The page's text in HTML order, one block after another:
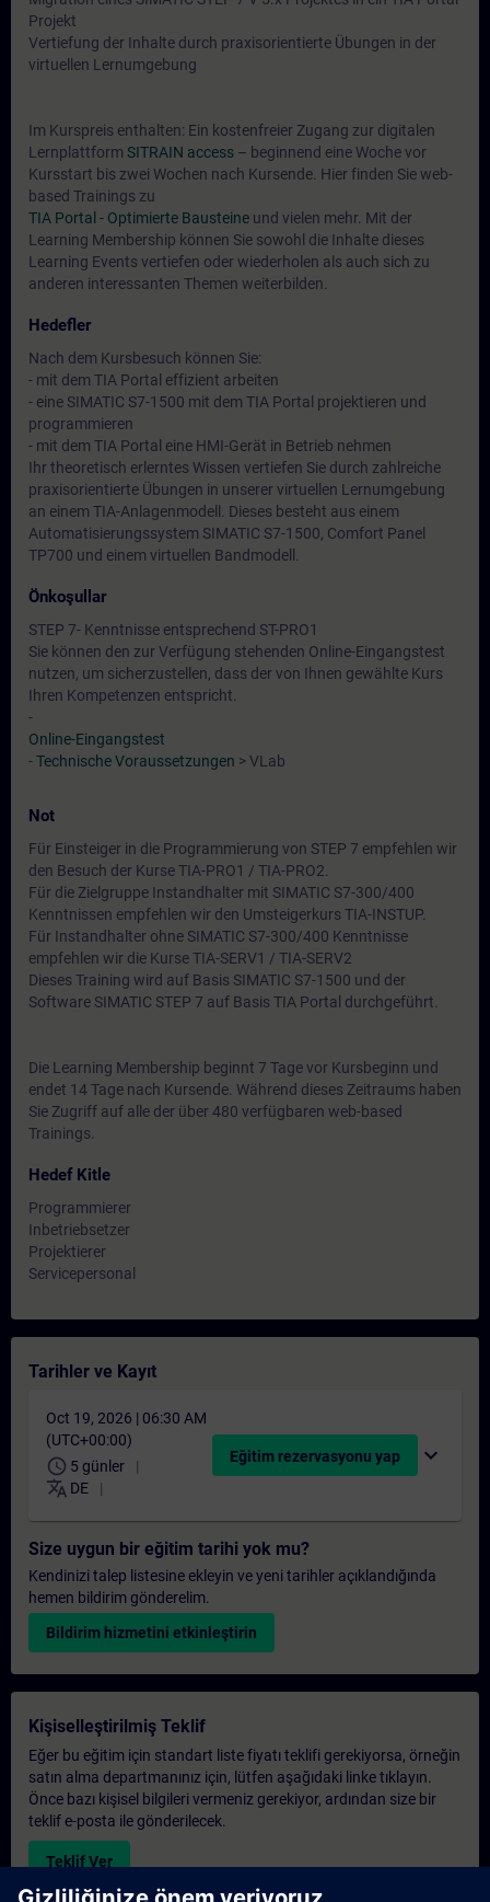
Projekt
Vertiefung der Inhalte durch praxisorientierte Übungen in der
virtuellen Lernumgebung
Im Kurspreis enthalten: Ein kostenfreier Zugang zur digitalen
Lernplattform SITRAIN access – beginnend eine Woche vor
Kursstart bis zwei Wochen nach Kursende. Hier finden Sie web-
based Trainings zu
TIA Portal - Optimierte Bausteine und vielen mehr. Mit der
Learning Membership können Sie sowohl die Inhalte dieses
Learning Events vertiefen oder wiederholen als auch sich zu
anderen interessanten Themen weiterbilden.
Hedefler
Nach dem Kursbesuch können Sie:
- mit dem TIA Portal effizient arbeiten
- eine SIMATIC S7-1500 mit dem TIA Portal projektieren und
programmieren
- mit dem TIA Portal eine HMI-Gerät in Betrieb nehmen
Ihr theoretisch erlerntes Wissen vertiefen Sie durch zahlreiche
praxisorientierte Übungen in unserer virtuellen Lernumgebung
an einem TIA-Anlagenmodell. Dieses besteht aus einem
Automatisierungssystem SIMATIC S7-1500, Comfort Panel
TP700 und einem virtuellen Bandmodell.
Önkoşullar
STEP 7- Kenntnisse entsprechend ST-PRO1
Sie können den zur Verfügung stehenden Online-Eingangstest
nutzen, um sicherzustellen, dass der von Ihnen gewählte Kurs
Ihren Kompetenzen entspricht.
-
Online-Eingangstest
-Technische Voraussetzungen > VLab
Not
Für Einsteiger in die Programmierung von STEP 7 empfehlen wir
den Besuch der Kurse TIA-PRO1 / TIA-PRO2.
Für die Zielgruppe Instandhalter mit SIMATIC S7-300/400
Kenntnissen empfehlen wir den Umsteigerkurs TIA-INSTUP.
Für Instandhalter ohne SIMATIC S7-300/400 Kenntnisse
empfehlen wir die Kurse TIA-SERV1 / TIA-SERV2
Dieses Training wird auf Basis SIMATIC S7-1500 und der
Software SIMATIC STEP 7 auf Basis TIA Portal durchgeführt.
Die Learning Membership beginnt 7 Tage vor Kursbeginn und
endet 14 Tage nach Kursende. Während dieses Zeitraums haben
Sie Zugriff auf alle der über 480 verfügbaren web-based
Trainings.
Hedef Kitle
Programmierer
Inbetriebsetzer
Projektierer
Servicepersonal
Tarihler ve Kayıt
Oct 19, 2026 | 06:30 AM
(UTC+00:00)
schedule 5 günler
translate DE
Eğitim rezervasyonu yap expand_more
Size uygun bir eğitim tarihi yok mu?
Kendinizi talep listesine ekleyin ve yeni tarihler açıklandığında
hemen bildirim gönderelim.
Bildirim hizmetini etkinleştirin
Kişiselleştirilmiş Teklif
Eğer bu eğitim için standart liste fiyatı teklifi gerekiyorsa, örneğin
satın alma departmanınız için, lütfen aşağıdaki linke tıklayın.
Önce bazı kişisel bilgileri vermeniz gerekiyor, ardından size bir
teklif e-posta ile gönderilecek.
Teklif Ver